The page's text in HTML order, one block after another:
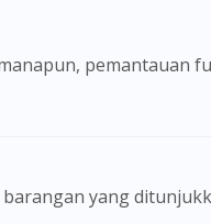
pemantauan